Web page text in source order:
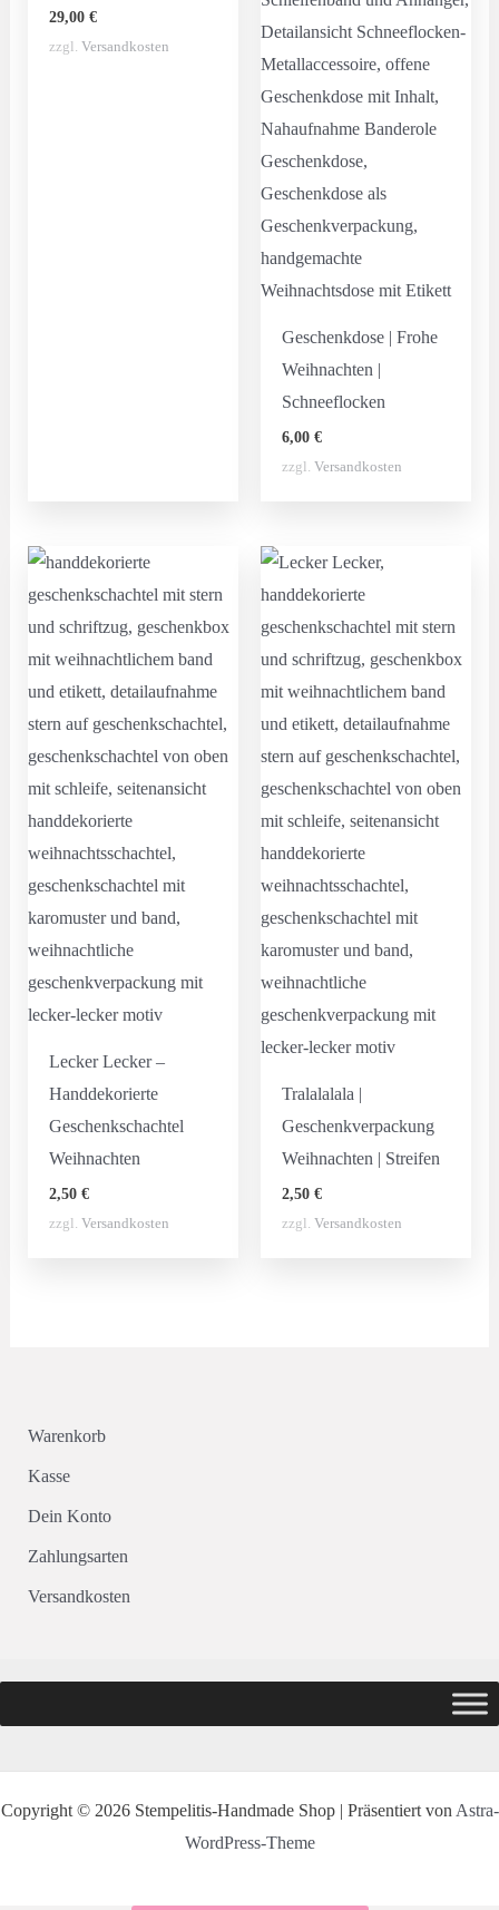
29,00 €
zzgl. Versandkosten
Geschenkdose | Frohe
Weihnachten |
Schneeflocken
6,00€
zzgl.Versandkosten
Lecker Lecker –
Handdekorierte
Geschenkschachtel
Weihnachten
2,50 €
zzgl. Versandkosten
Tralalalala |
Geschenkverpackung
Weihnachten | Streifen
2,50€
zzgl.Versandkosten
Warenkorb
Kasse
Dein Konto
Zahlungsarten
Versandkosten
Copyright © 2026 Stempelitis-Handmade Shop | Präsentiert von Astra-
WordPress-Theme